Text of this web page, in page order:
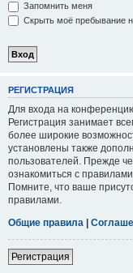
Запомнить меня
Скрыть моё пребывание
РЕГИСТРАЦИЯ
Для входа на
Регистрация занимает
более широкие
установлены также
пользователей. Прежде
ознакомиться с
Помните, что ваше
правилами.
Общие правила |
Регистрация